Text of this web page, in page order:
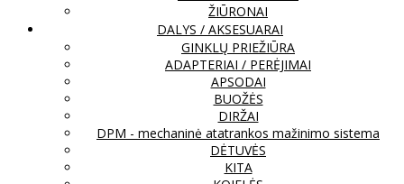
ŽIŪRONAI
DALYS / AKSESUARAI
GINKLŲ PRIEŽIŪRA
ADAPTERIAI / PERĖJIMAI
APSODAI
BUOŽĖS
DIRŽAI
DPM - mechaninė atatrankos mažinimo sistema
DĖTUVĖS
KITA